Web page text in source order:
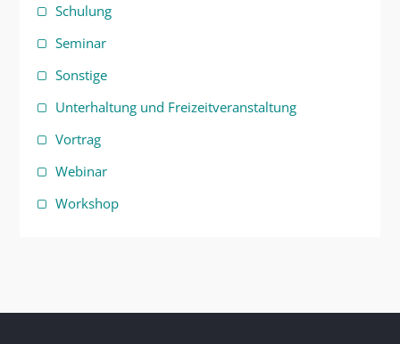
Schulung
Seminar
Sonstige
Unterhaltung und Freizeitveranstaltung
Vortrag
Webinar
Workshop